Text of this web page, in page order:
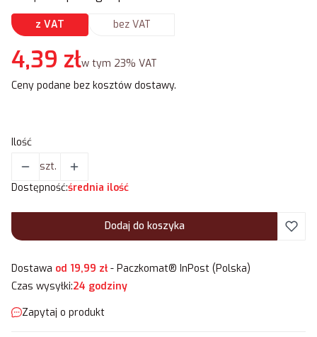
z VAT bez VAT
Cena
4,39 złw tym 23% VAT
w tym 23% VAT
Ceny podane bez kosztów dostawy.
Ilość
szt.
Dostępność:średnia ilość
Dodaj do koszyka
Dostawa od 19,99 zł- Paczkomat® InPost (Polska)
Czas wysyłki:24 godziny
Zapytaj o produkt